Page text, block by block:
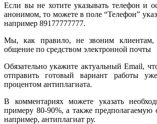
Если вы не хотите указывать телефон и
анонимом, то можете в поле “Телефон”
например 89177777777.
Мы, как правило, не звоним
общение по средством электронной почты
Обязательно укажите актуальный Email,
отправить готовый вариант работы
процентом антиплагиата.
В комментариях можете указать
примеру 80-90%, а также предполагаемую
например, антиплагиат ру.